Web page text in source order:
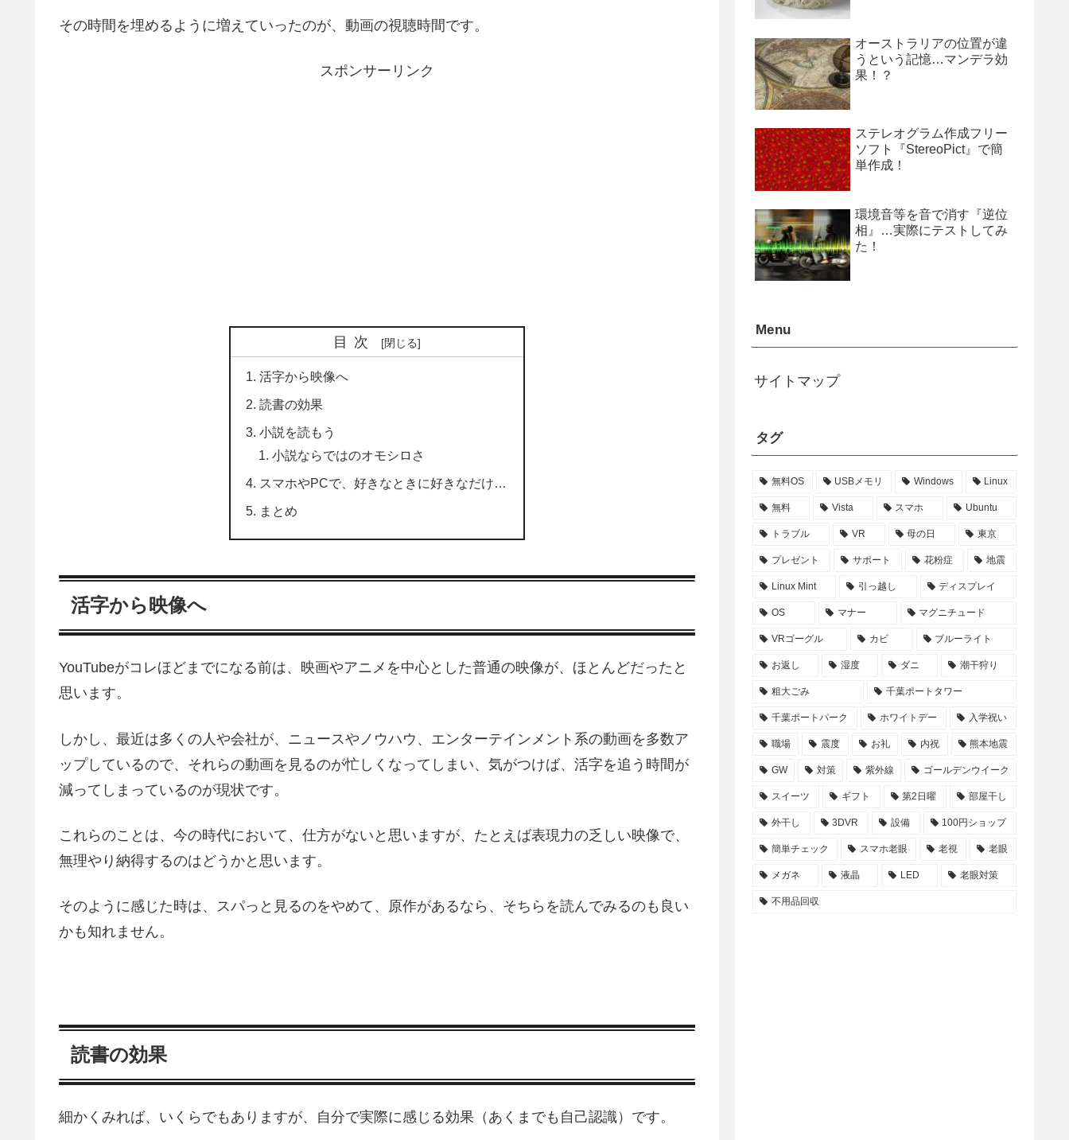
その時間を埋めるように増えていったのが、動画の視聴時間です。
スポンサーリンク
目次
活字から映像へ
読書の効果
小説を読もう
小説ならではのオモシロさ
スマホやPCで、好きなときに好きなだけ…
まとめ
活字から映像へ
YouTubeがコレほどまでになる前は、映画やアニメを中心とした普通の映像が、ほとんどだったと
思います。
しかし、最近は多くの人や会社が、ニュースやノウハウ、エンターテインメント系の動画を多数ア
ップしているので、それらの動画を見るのが忙しくなってしまい、気がつけば、活字を追う時間が
減ってしまっているのが現状です。
これらのことは、今の時代において、仕方がないと思いますが、たとえば表現力の乏しい映像で、
無理やり納得するのはどうかと思います。
そのように感じた時は、スパっと見るのをやめて、原作があるなら、そちらを読んでみるのも良い
かも知れません。
読書の効果
細かくみれば、いくらでもありますが、自分で実際に感じる効果（あくまでも自己認識）です。
オーストラリアの位置が違
うという記憶…マンデラ効
果！？
ステレオグラム作成フリー
ソフト『StereoPict』で簡
単作成！
環境音等を音で消す『逆位
相』…実際にテストしてみ
た！
Menu
サイトマップ
タグ
無料OS USBメモリ Windows Linux
無料 Vista スマホ Ubuntu
トラブル VR 母の日 東京
プレゼント サポート 花粉症 地震
Linux Mint 引っ越し ディスプレイ
OS マナー マグニチュード
VRゴーグル カビ ブルーライト
お返し 湿度 ダニ 潮干狩り
粗大ごみ 千葉ポートタワー
千葉ポートパーク ホワイトデー 入学祝い
職場 震度 お礼 内祝 熊本地震
GW 対策 紫外線 ゴールデンウイーク
スイーツ ギフト 第2日曜 部屋干し
外干し 3DVR 設備 100円ショップ
簡単チェック スマホ老眼 老視 老眼
メガネ 液晶 LED 老眼対策
不用品回収